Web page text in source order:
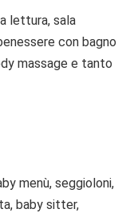
lettura, sala
con bagno
massage e tanto
menù, seggioloni,
baby sitter,